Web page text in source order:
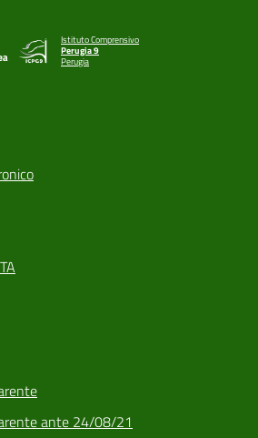
Istituto Comprensivo
Perugia 9
Perugia
ante 24/08/21